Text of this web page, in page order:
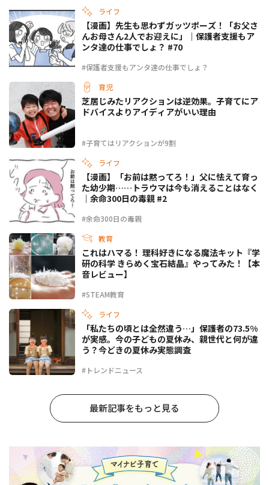
ライフ
#保護者支援もアンタ達の仕事でしょ？
【漫画】先生も思わずガッツポーズ！「お父さ
んお母さん2人でお迎えに」｜保護者支援もア
ンタ達の仕事でしょ？ #70
育児
#子育てはリアクションが9割
芝居じみたリアクションは逆効果。子育てにア
ドバイスよりアイディアがいい理由
ライフ
#余命300日の毒親
【漫画】「お前は黙ってろ！」父に怯えて育っ
た幼少期……トラウマは今も消えることはなく
｜余命300日の毒親 #2
教育
#STEAM教育
これはハマる！ 理科好きになる魔法キット『学
研の科学 きらめく宝石結晶』やってみた！【本
音レビュー】
ライフ
#トレンドニュース
「私たちの頃とは全然違う…」保護者の73.5%
が実感。今の子どもの夏休み、親世代と何が違
う？今どきの夏休み実態調査
最新記事をもっと見る